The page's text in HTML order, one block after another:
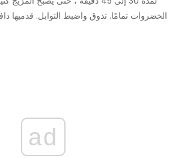
الخضروات تمامًا. تذوق واضبط التوابل. قدميها
ad